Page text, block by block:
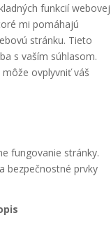
funkcií webovej
mi pomáhajú
stránku. Tieto
s vaším súhlasom.
ovplyvniť váš
fungovanie stránky.
bezpečnostné prvky